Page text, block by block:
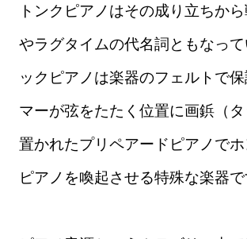
トンクピアノはその成り立ちか
やラグタイムの代名詞ともなっ
ックピアノは楽器のフェルトで
マーが弦をたたく位置に画鋲（
置かれたプリペアードピアノで
ピアノを喚起させる特殊な楽器で